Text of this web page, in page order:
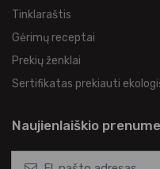
Tinklaraštis
Gėrimų receptai
Prekių ženklai
Sertifikatas prekiauti
Naujienlaiškio